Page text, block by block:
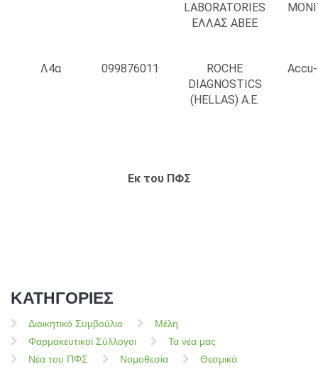
LABORATORIES
ΕΛΛΑΣ ΑΒΕΕ
Λ4α 099876011
ROCHE
DIAGNOSTICS
(HELLAS) A.E.
Εκ του ΠΦΣ
ΚΑΤΗΓΟΡΙΕΣ
Διοικητικό Συμβούλιο
Μέλη
Φαρμακευτικοί Σύλλογοι
Τα νέα μας
Νέα του ΠΦΣ
Νομοθεσία
Θεσμικά